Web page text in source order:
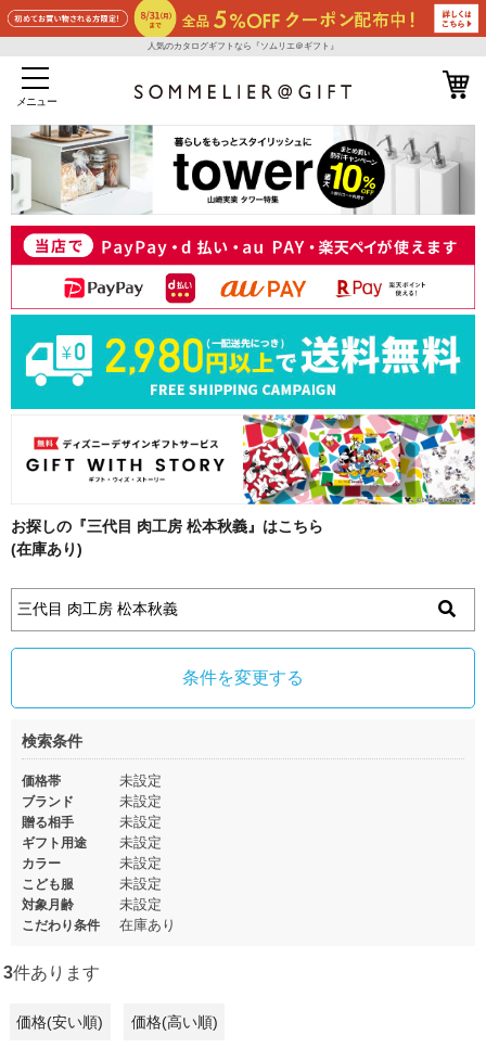
人気のカタログギフトなら『ソムリエ＠ギフト』
メニュー
お探しの『三代目 肉工房 松本秋義』はこちら
(在庫あり)
条件を変更する
検索条件
価格帯 未設定
ブランド 未設定
贈る相手 未設定
ギフト用途 未設定
カラー 未設定
こども服 未設定
対象月齢 未設定
こだわり条件 在庫あり
3件あります
価格(安い順) 価格(高い順)